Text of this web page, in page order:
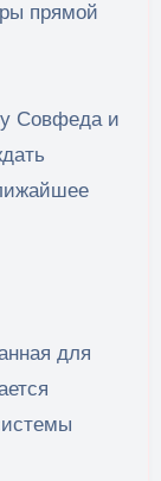
прямой
Совфеда и
для